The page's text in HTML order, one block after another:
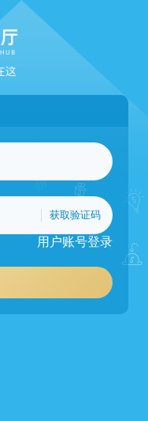
获取验证码
用户账号登录